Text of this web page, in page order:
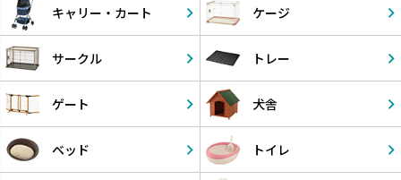
キャリー・ カート ケージ
サークル トレー
ゲート 犬舎
ベッド トイレ